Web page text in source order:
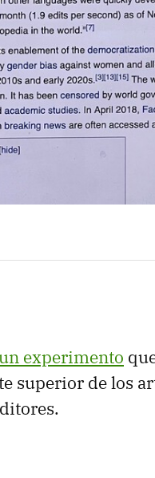
experimento
superior de los